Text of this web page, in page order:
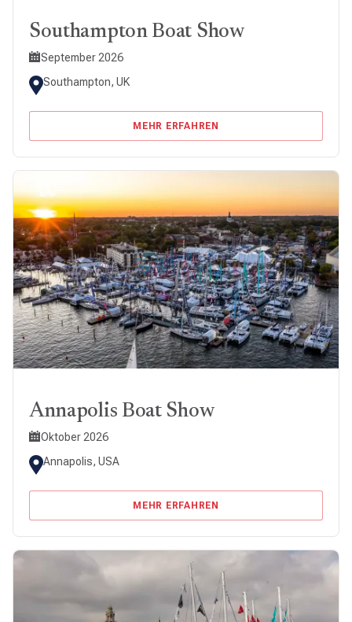
Southampton Boat Show
September 2026
Southampton, UK
MEHR ERFAHREN
Annapolis Boat Show
Oktober 2026
Annapolis, USA
MEHR ERFAHREN